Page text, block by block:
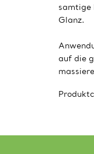
samtige
Glanz.
auf die